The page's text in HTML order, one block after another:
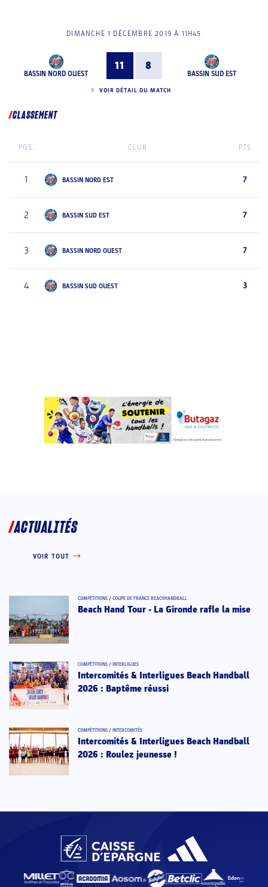
DIMANCHE 1 DÉCEMBRE 2019 À 11H45
BASSIN NORD OUEST
11 8
BASSIN SUD EST
VOIR DÉTAIL DU MATCH
CLASSEMENT
POS. CLUB PTS
1 BASSIN NORD EST 7
2 BASSIN SUD EST 7
3 BASSIN NORD OUEST 7
4 BASSIN SUD OUEST 3
ACTUALITÉS
VOIR TOUT
COMPÉTITIONS / COUPE DE FRANCE BEACHHANDBALL
Beach Hand Tour - La Gironde rafle la mise
COMPÉTITIONS / INTERLIGUES
Intercomités & Interligues Beach Handball
2026 : Baptême réussi
COMPÉTITIONS / INTERCOMITÉS
Intercomités & Interligues Beach Handball
2026 : Roulez jeunesse !